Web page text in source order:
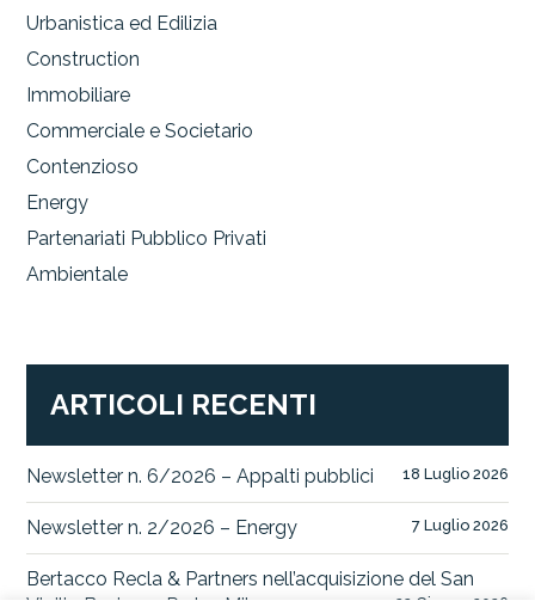
Urbanistica ed Edilizia
Construction
Immobiliare
Commerciale e Societario
Contenzioso
Energy
Partenariati Pubblico Privati
Ambientale
ARTICOLI RECENTI
Newsletter n. 6/2026 – Appalti pubblici 18 Luglio 2026
Newsletter n. 2/2026 – Energy 7 Luglio 2026
Bertacco Recla & Partners nell’acquisizione del San